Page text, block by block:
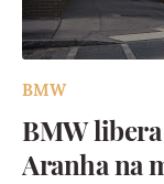
BMW
BMW
Aranha na